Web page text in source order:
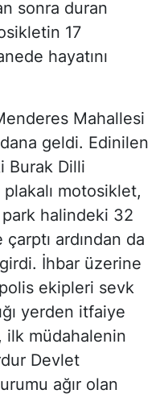
sonra duran
17
hayatını
Mahallesi
geldi. Edinilen
Burak Dilli
motosiklet,
halindeki 32
ardından da
girdi. İhbar üzerine
ekipleri sevk
yerden itfaiye
ilk müdahalenin
Devlet
ağır olan